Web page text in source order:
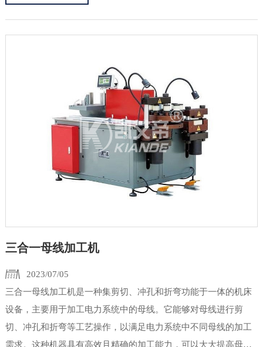
三合一母线加工机
2023/07/05
三合一母线加工机是一种集剪切、冲孔和折弯功能于一体的机床
设备，主要用于加工电力系统中的母线。它能够对母线进行剪
切、冲孔和折弯等工艺操作，以满足电力系统中不同母线的加工
需求。这种机器具有高效且精确的加工能力，可以大大提高母线